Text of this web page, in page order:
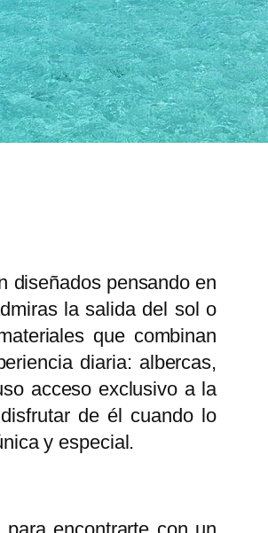
diseñados pensando en
la salida del sol o
que combinan
diaria: albercas,
acceso exclusivo a la
de él cuando lo
y especial.